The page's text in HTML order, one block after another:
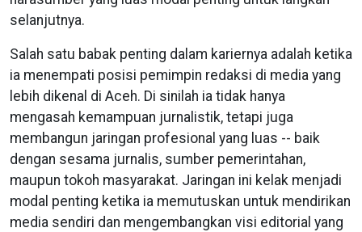
selanjutnya.
Salah satu babak penting dalam kariernya adalah ketika
ia menempati posisi pemimpin redaksi di media yang
lebih dikenal di Aceh. Di sinilah ia tidak hanya
mengasah kemampuan jurnalistik, tetapi juga
membangun jaringan profesional yang luas -- baik
dengan sesama jurnalis, sumber pemerintahan,
maupun tokoh masyarakat. Jaringan ini kelak menjadi
modal penting ketika ia memutuskan untuk mendirikan
media sendiri dan mengembangkan visi editorial yang